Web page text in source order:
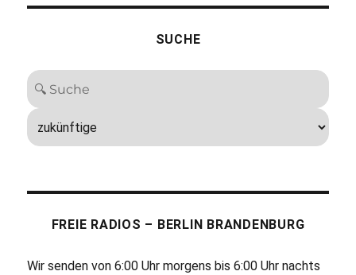
SUCHE
FREIE RADIOS – BERLIN BRANDENBURG
Wir senden von 6:00 Uhr morgens bis 6:00 Uhr nachts